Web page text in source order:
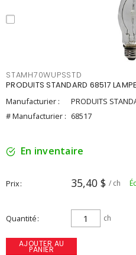
STAMH70WUPSSTD
PRODUITS STANDARD 68517
Manufacturier :
PRODUITS
# Manufacturier : 68517
En inventaire
Prix 35,40 $ / ch
Quantité ch
AJOUTER AU
PANIER